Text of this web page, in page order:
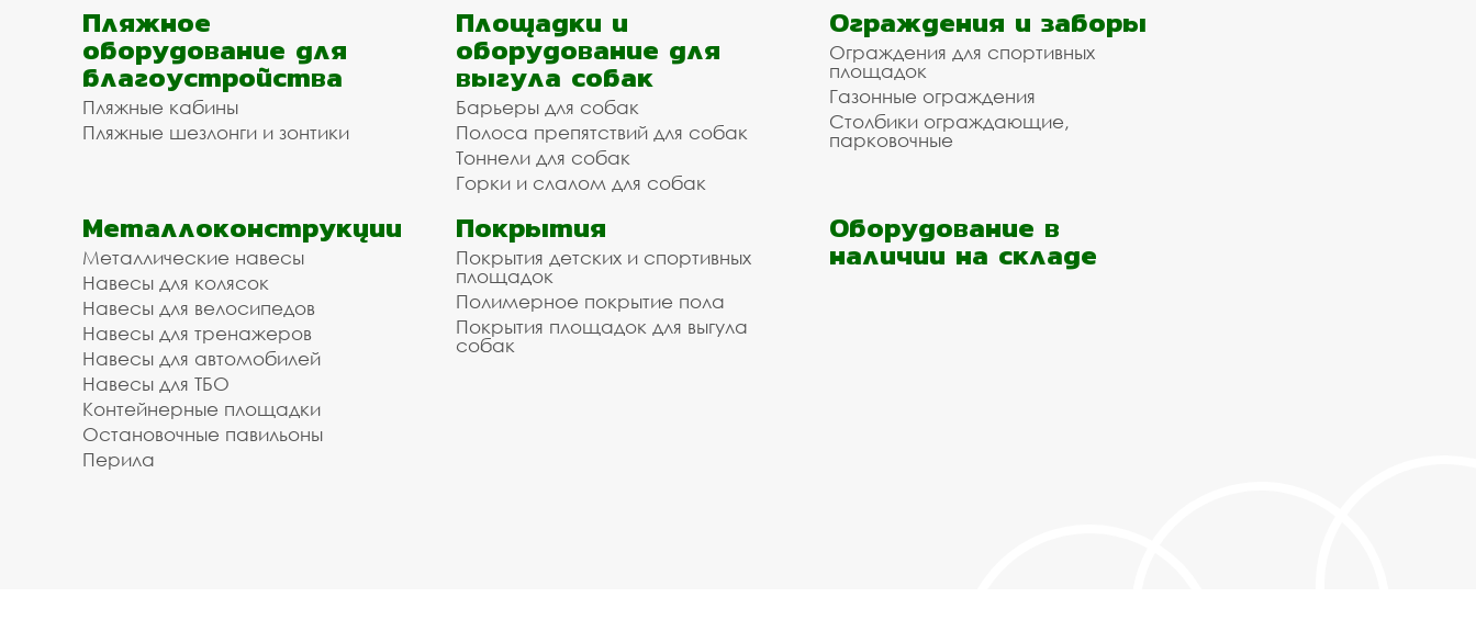
Пляжное
оборудование для
благоустройства
Пляжные кабины
Пляжные шезлонги и зонтики
Площадки и
оборудование для
выгула собак
Барьеры для собак
Полоса препятствий для собак
Тоннели для собак
Горки и слалом для собак
Ограждения и заборы
Ограждения для спортивных
площадок
Газонные ограждения
Столбики ограждающие,
парковочные
Металлоконструкции
Металлические навесы
Навесы для колясок
Навесы для велосипедов
Навесы для тренажеров
Навесы для автомобилей
Навесы для ТБО
Контейнерные площадки
Остановочные павильоны
Перила
Покрытия
Покрытия детских и спортивных
площадок
Полимерное покрытие пола
Покрытия площадок для выгула
собак
Оборудование в
наличии на складе